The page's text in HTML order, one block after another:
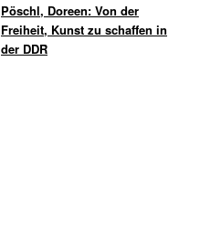
Pöschl, Doreen: Von der
Freiheit, Kunst zu schaffen in
der DDR